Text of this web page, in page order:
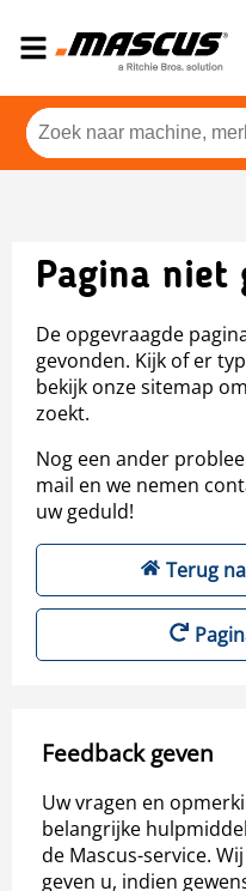
Pagina niet
De opgevraagde
gevonden. Kijk of er
bekijk onze sitemap
zoekt.
Nog een ander
mail en we nemen
uw geduld!
Terug
Feedback geven
Uw vragen en
belangrijke
de Mascus-service.
geven u, indien